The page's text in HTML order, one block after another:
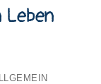
Leben